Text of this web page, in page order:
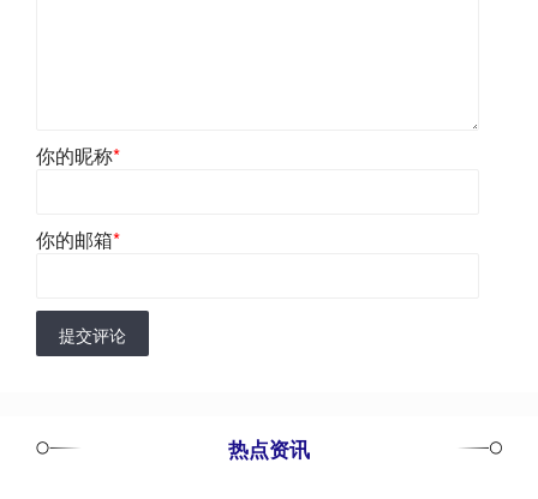
你的昵称*
你的邮箱*
提交评论
热点资讯